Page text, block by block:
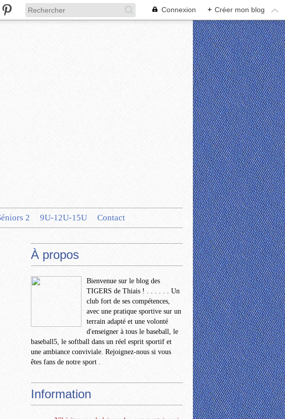
Connexion + Créer mon blog
2 9U-12U-15U Contact
À propos
Bienvenue sur le blog des
TIGERS de Thiais ! . . . . . . Un
club fort de ses compétences,
avec une pratique sportive sur un
terrain adapté et une volonté
d'enseigner à tous le baseball, le
baseball5, le softball dans un réel esprit sportif et
une ambiance conviviale. Rejoignez-nous si vous
êtes fans de notre sport .
Information